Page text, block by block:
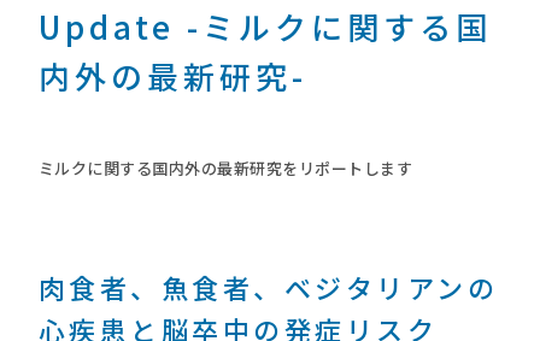
Update -ミルクに関する国
内外の最新研究-
ミルクに関する国内外の最新研究をリポートします
肉食者、魚食者、ベジタリアンの
心疾患と脳卒中の発症リスク